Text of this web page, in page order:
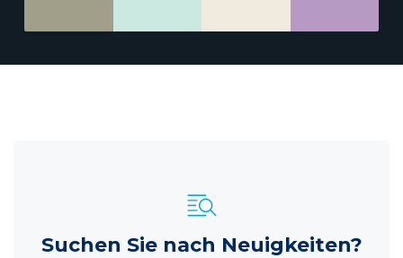
Suchen Sie nach Neuigkeiten?